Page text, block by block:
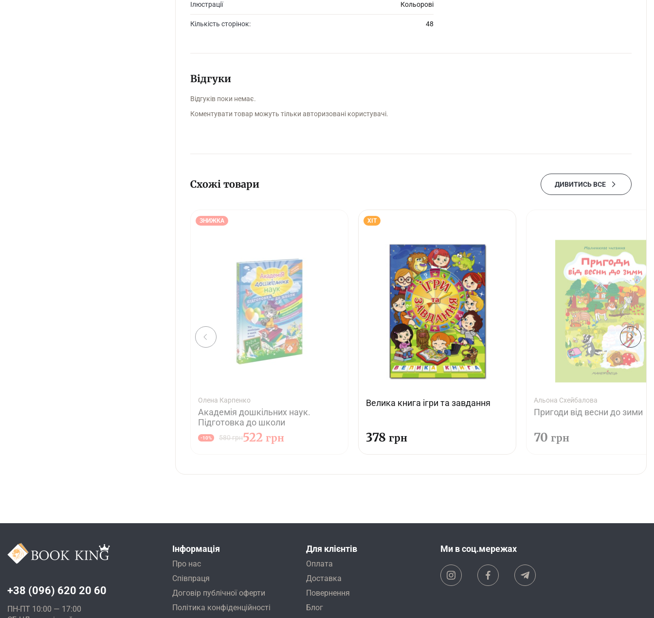
Ілюстрації Кольорові
Кількість сторінок: 48
Відгуки
Відгуків поки немає.
Коментувати товар можуть тільки авторизовані користувачі.
Схожі товари ДИВИТИСЬ ВСЕ
ЗНИЖКА
Олена Карпенко
Академія дошкільних наук.
Підготовка до школи
580 грн
-10% 522 грн
ХІТ
Велика книга ігри та завдання
378 грн
Альона Схейбалова
Пригоди від весни до зими
70 грн
+38 (096) 620 20 60
ПН-ПТ 10:00 — 17:00
Інформація
Про нас
Співпраця
Договір публічної оферти
Політика конфіденційності
Для клієнтів
Оплата
Доставка
Повернення
Блог
Ми в соц.мережах